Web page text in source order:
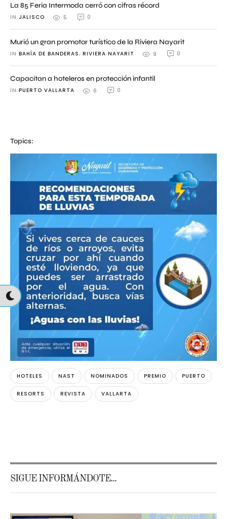
La 85 Feria Intermoda cerró con cifras récord
IN JALISCO 5 0
Murió un gran promotor turístico de la Riviera Nayarit
IN BAHÍA DE BANDERAS, RIVIERA NAYARIT 9 0
Capacitan a hoteleros en protección infantil
IN PUERTO VALLARTA 6 0
Topics:
HOTELES NAST NOMINADOS PREMIO PUERTO
RESORTS REVISTA VALLARTA
SIGUE INFORMÁNDOTE...